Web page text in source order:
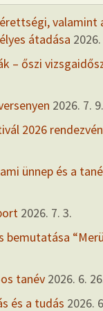
valamint
átadása
– őszi
2026. 7. 9.
2026
ünnep és a
2026. 7. 3.
bemutatása
tanév 2026. 6.
és a tudás 2026.